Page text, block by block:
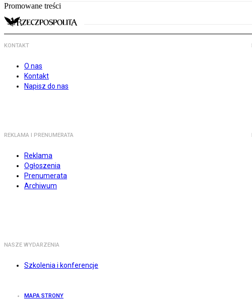
Promowane treści
KONTAKT
O nas
Kontakt
Napisz do nas
REKLAMA I PRENUMERATA
Reklama
Ogłoszenia
Prenumerata
Archiwum
NASZE WYDARZENIA
Szkolenia i konferencje
MAPA STRONY